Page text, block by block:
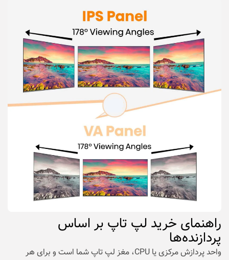
راهنمای خرید لپ تاپ بر اساس
پردازنده‌ها
واحد پردازش مرکزی یا CPU، مغز لپ تاپ شما است و برای هر